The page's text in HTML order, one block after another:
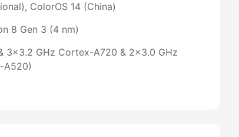
ColorOS 14 (China)
8 Gen 3 (4 nm)
3x3.2 GHz Cortex-A720 & 2x3.0 GHz
A520)